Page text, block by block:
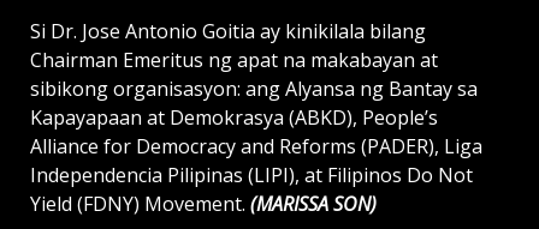
Si Dr. Jose Antonio Goitia ay kinikilala bilang
Chairman Emeritus ng apat na makabayan at
sibikong organisasyon: ang Alyansa ng Bantay sa
Kapayapaan at Demokrasya (ABKD), People’s
Alliance for Democracy and Reforms (PADER), Liga
Independencia Pilipinas (LIPI), at Filipinos Do Not
Yield (FDNY) Movement. (MARISSA SON)